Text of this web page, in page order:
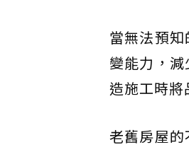
當無法預
變能力，
造施工時將
老舊房屋